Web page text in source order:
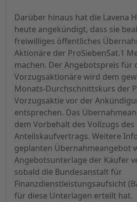
Darüber hinaus hat die Lavena
heute angekündigt, dass sie
freiwilliges öffentliches
Aktionäre der ProSiebenSat.1
machen. Der Angebotspreis für
Vorzugsaktionäre wird dem
Monats-Durchschnittskurs der
Vorzugsaktie vor der
entsprechen. Das
dem Vorbehalt des Vollzugs des
Anteilskaufvertrags. Weitere
geplanten Übernahmeangebot
Angebotsunterlage der Käufer
sobald die Bundesanstalt für
Finanzdienstleistungsaufsicht
für diese Unterlagen erteilt hat.